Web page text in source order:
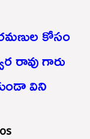
కోసం
రావు గారు
విని